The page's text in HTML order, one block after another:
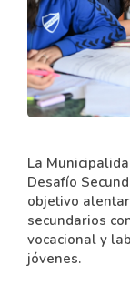
La
Desafío
objetivo
secundarios
vocacional y
jóvenes.